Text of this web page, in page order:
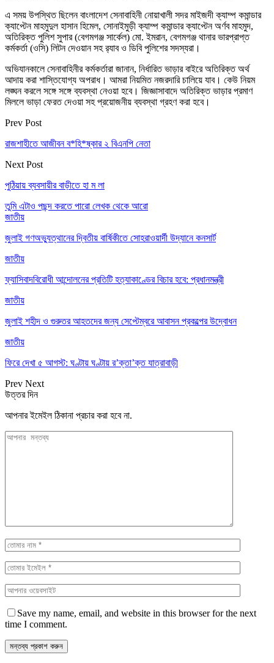
এ সময় উপস্থিত ছিলেন বাংলাদেশ সেনাবাহিনী নোয়াখালী সদর মাইজদী ক্যাম্প কমান্ডার
ক্যাপ্টেন মাহমুদুল হাসান হিমেল, সোনাইমুড়ী ক্যাম্প কমান্ডার ক্যাপ্টেন অর্ণব মাহমুদ,
অতিরিক্ত পুলিশ সুপার (বেগমগঞ্জ সার্কেল) মো. ইমরান, বেগমগঞ্জ থানার ভারপ্রাপ্ত
কর্মকর্তা (ওসি) লিটন দেওয়ান সহ র‍্যাব ও ডিবি পুলিশের সদস্যরা।
অভিযানকালে সেনাবাহিনীর কর্মকর্তারা জানান, নির্ধারিত ভাড়ার বাইরে অতিরিক্ত অর্থ
আদায় করা শাস্তিযোগ্য অপরাধ। আমরা নিয়মিত নজরদারি চালিয়ে যাব। কেউ নিয়ম
লঙ্ঘন করলে সঙ্গে সঙ্গে ব্যবস্থা নেওয়া হবে। জিজ্ঞাসাবাদে অতিরিক্ত ভাড়ার প্রমাণ
মিললে ভাড়া ফেরত দেওয়া সহ প্রয়োজনীয় ব্যবস্থা গ্রহণ করা হবে।
Prev Post
রাজশাহীতে আজীবন ব*হি*ষ্কার ২ বিএনপি নেতা
Next Post
পুঠিয়ায় ব্যবসায়ীর বাড়ীতে হা ম লা
তুমি এটাও পছন্দ করতে পারো লেখক থেকে আরো
জাতীয়
জুলাই গণঅভ্যুত্থানের দ্বিতীয় বার্ষিকীতে সোহরাওয়ার্দী উদ্যানে কনসার্ট
জাতীয়
ফ্যাসিবাদবিরোধী আন্দোলনের প্রতিটি হত্যাকাণ্ডের বিচার হবে: প্রধানমন্ত্রী
জাতীয়
জুলাই শহীদ ও গুরুতর আহতদের জন্য সেপ্টেম্বরে আবাসন প্রকল্পের উদ্বোধন
জাতীয়
ফিরে দেখা ৫ আগস্ট: ঘণ্টায় ঘণ্টায় র’ক্তা’ক্ত যাত্রাবাড়ী
Prev Next
উত্তর দিন
আপনার ইমেইল ঠিকানা প্রচার করা হবে না.
Save my name, email, and website in this browser for the next
time I comment.